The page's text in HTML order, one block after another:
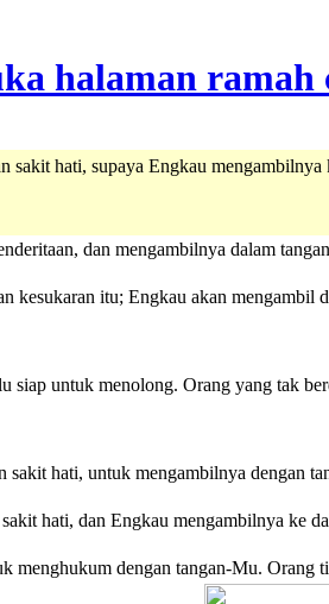
sakit hati, supaya Engkau
dan mengambilnya dalam
kesukaran itu; Engkau akan
siap untuk menolong. Orang yang tak
sakit hati, untuk mengambilnya dengan
hati, dan Engkau mengambilnya ke
menghukum dengan tangan-Mu.